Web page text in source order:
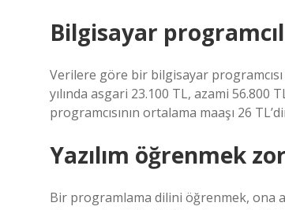
Bilgisayar
Verilere göre bir bilgisayar
yılında asgari 23.100 TL, azami 56.800
programcısının ortalama maaşı 26
Yazılım öğrenmek
Bir programlama dilini öğrenmek, ona